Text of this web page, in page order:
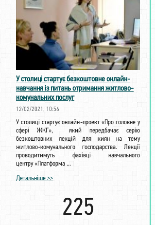
У столиці стартує безкоштовне онлайн-
навчання із питань отримання житлово-
комунальних послуг
12/02/2021, 10:56
У столиці стартує онлайн-проект «Про головне у
сфері ЖКГ», який передбачає серію
безкоштовних лекцій для киян на тему
житлово-комунального господарства. Лекції
проводитимуть фахівці навчального
центру «Платформа ...
Детальніше >>
225